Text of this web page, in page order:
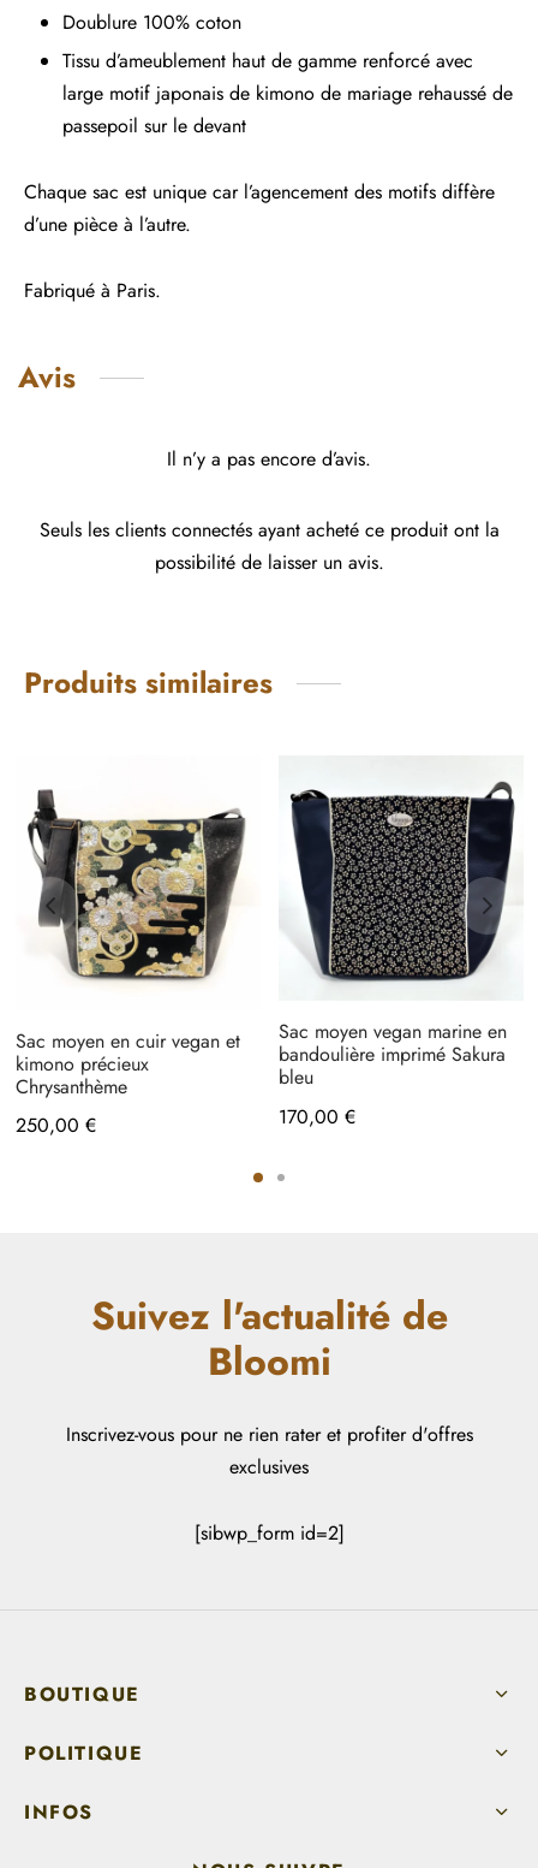
Doublure 100% coton
Tissu d’ameublement haut de gamme renforcé avec
large motif japonais de kimono de mariage rehaussé de
passepoil sur le devant
Chaque sac est unique car l’agencement des motifs diffère
d’une pièce à l’autre.
Fabriqué à Paris.
Avis
Il n’y a pas encore d’avis.
Seuls les clients connectés ayant acheté ce produit ont la
possibilité de laisser un avis.
Produits similaires
Sac moyen en cuir vegan et
kimono précieux
Chrysanthème
250,00 €
Sac moyen vegan marine en
bandoulière imprimé Sakura
bleu
170,00 €
Suivez l'actualité de
Bloomi
Inscrivez-vous pour ne rien rater et profiter d'offres
exclusives
[sibwp_form id=2]
BOUTIQUE
POLITIQUE
INFOS